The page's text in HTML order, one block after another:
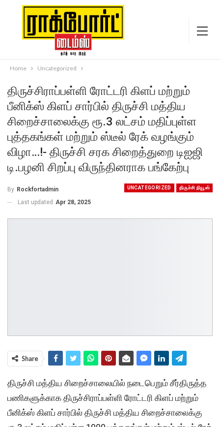
Home Uncategorized
திருச்சிராப்பள்ளி ரோட்டரி கிளப் மற்றும்
பீனிக்ஸ் கிளப் சார்பில் திருச்சி மத்திய
சிறைச்சாலைக்கு ரூ.3 லட்சம் மதிப்புள்ள
புத்தகங்கள் மற்றும் ஸ்டீல் ரேக் வழங்கும்
விழா…!- திருச்சி சரக சிறைத்துறை டிஐஜி
டி.பழனி சிறப்பு விருந்தினராக பங்கேற்பு
UNCATEGORIZED திருச்சி நியூஸ்
By Rockfortadmin
Last updated Apr 28, 2025
Share
திருச்சி மத்திய சிறைச்சாலையில் நடைபெறும் சீர்திருத்த
பணிகளுக்காக திருச்சிராப்பள்ளி ரோட்டரி கிளப் மற்றும்
பீனிக்ஸ் கிளப் சார்பில் திருச்சி மத்திய சிறைச்சாலைக்கு